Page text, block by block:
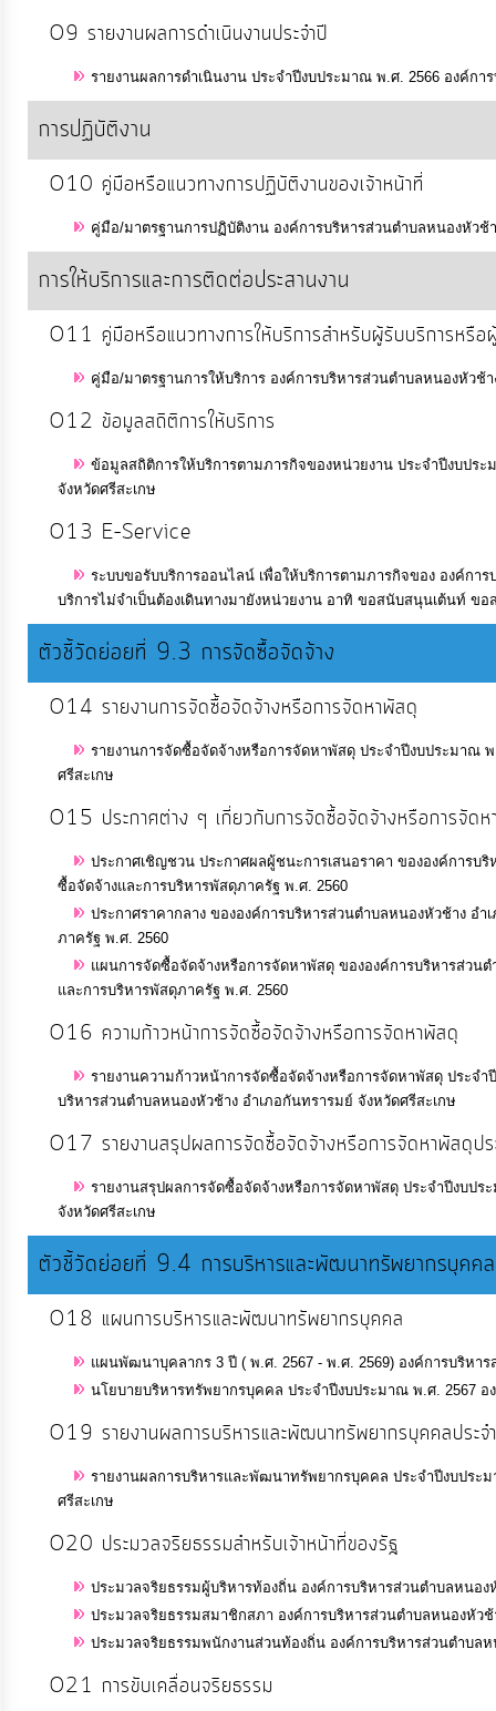
ทุจริต
ดำเนิน
การ
ป้องกัน
การ
ทุจริต
ภายใน
ป้องกัน
ทุจริต
เสริม
ความ
เรา
ข้อมูล
การ
ติดต่อ
O9 รายงานผลการดำเนินงานประจำปี
รายงานผลการดำเนินงาน ประจำปีงบประมาณ พ.ศ. 2566 องค์ก
การปฏิบัติงาน
O10 คู่มือหรือแนวทางการปฏิบัติงานของเจ้าหน้าที่
คู่มือ/มาตรฐานการปฏิบัติงาน องค์การบริหารส่วนตำบลหนองหัวช้
การให้บริการและการติดต่อประสานงาน
O11 คู่มือหรือแนวทางการให้บริการสำหรับผู้รับบริการหรื
คู่มือ/มาตรฐานการให้บริการ องค์การบริหารส่วนตำบลหนองหัวช้
O12 ข้อมูลสถิติการให้บริการ
ข้อมูลสถิติการให้บริการตามภารกิจของหน่วยงาน ประจำปีงบปร
จังหวัดศรีสะเกษ
O13 E–Service
ระบบขอรับบริการออนไลน์ เพื่อให้บริการตามภารกิจของ องค์กา
บริการไม่จำเป็นต้องเดินทางมายังหน่วยงาน อาทิ ขอสนับสนุนเต้นท์ ข
ตัวชี้วัดย่อยที่ 9.3 การจัดซื้อจัดจ้าง
O14 รายงานการจัดซื้อจัดจ้างหรือการจัดหาพัสดุ
รายงานการจัดซื้อจัดจ้างหรือการจัดหาพัสดุ ประจำปีงบประมาณ
ศรีสะเกษ
O15 ประกาศต่าง ๆ เกี่ยวกับการจัดซื้อจัดจ้างหรือการจัด
ประกาศเชิญชวน ประกาศผลผู้ชนะการเสนอราคา ขององค์การบ
ซื้อจัดจ้างและการบริหารพัสดุภาครัฐ พ.ศ. 2560
ประกาศราคากลาง ขององค์การบริหารส่วนตำบลหนองหัวช้าง อ
ภาครัฐ พ.ศ. 2560
แผนการจัดซื้อจัดจ้างหรือการจัดหาพัสดุ ขององค์การบริหารส่วน
และการบริหารพัสดุภาครัฐ พ.ศ. 2560
O16 ความก้าวหน้าการจัดซื้อจัดจ้างหรือการจัดหาพัสดุ
รายงานความก้าวหน้าการจัดซื้อจัดจ้างหรือการจัดหาพัสดุ ประจ
บริหารส่วนตำบลหนองหัวช้าง อำเภอกันทรารมย์ จังหวัดศรีสะเกษ
O17 รายงานสรุปผลการจัดซื้อจัดจ้างหรือการจัดหาพัสดุปร
รายงานสรุปผลการจัดซื้อจัดจ้างหรือการจัดหาพัสดุ ประจำปีงบป
จังหวัดศรีสะเกษ
ตัวชี้วัดย่อยที่ 9.4 การบริหารและพัฒนาทรัพยากรบุคคล
O18 แผนการบริหารและพัฒนาทรัพยากรบุคคล
แผนพัฒนาบุคลากร 3 ปี ( พ.ศ. 2567 - พ.ศ. 2569) องค์การบริหา
นโยบายบริหารทรัพยากรบุคคล ประจำปีงบประมาณ พ.ศ. 2567
O19 รายงานผลการบริหารและพัฒนาทรัพยากรบุคคลประจ
รายงานผลการบริหารและพัฒนาทรัพยากรบุคคล ประจำปีงบประ
ศรีสะเกษ
O20 ประมวลจริยธรรมสำหรับเจ้าหน้าที่ของรัฐ
ประมวลจริยธรรมผู้บริหารท้องถิ่น องค์การบริหารส่วนตำบลหนอง
ประมวลจริยธรรมสมาชิกสภา องค์การบริหารส่วนตำบลหนองหัวช้
ประมวลจริยธรรมพนักงานส่วนท้องถิ่น องค์การบริหารส่วนตำบล
O21 การขับเคลื่อนจริยธรรม